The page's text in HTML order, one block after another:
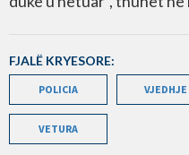
FJALË KRYESORE:
POLICIA VJEDHJE
VETURA